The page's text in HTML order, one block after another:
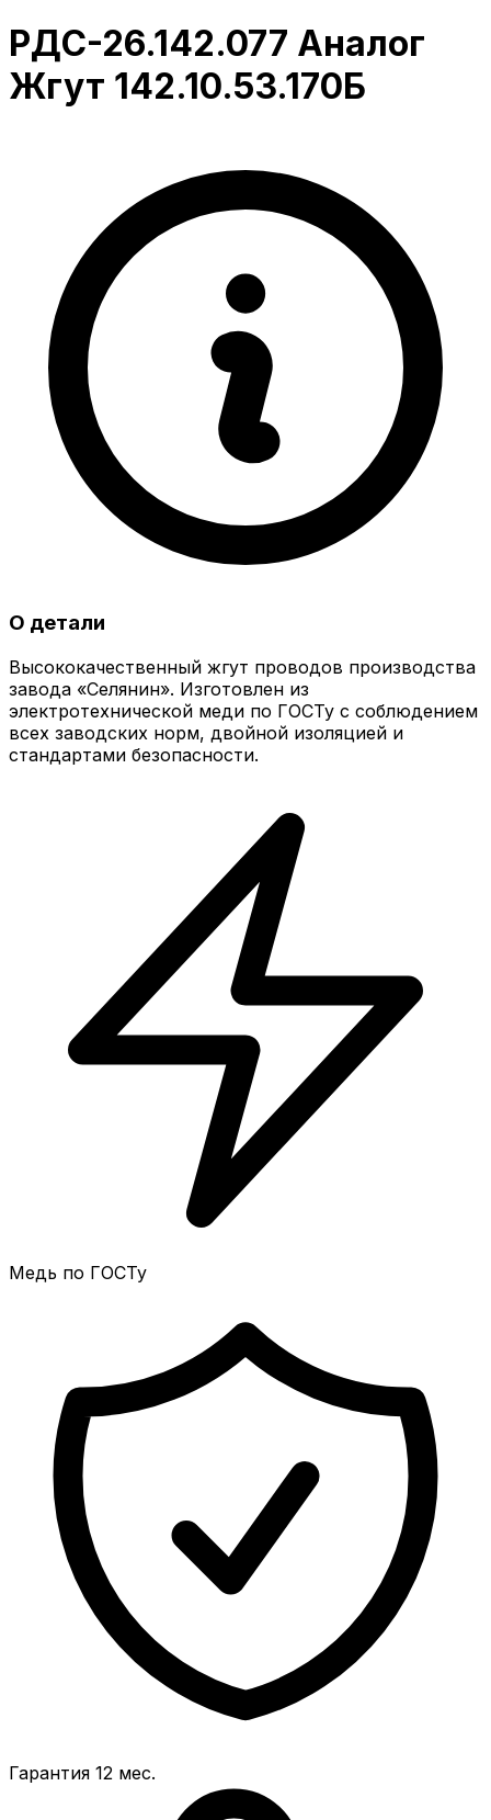
РДС-26.142.077 Аналог
Жгут 142.10.53.170Б
О детали
Высококачественный жгут проводов производства
завода «Селянин». Изготовлен из
электротехнической меди по ГОСТу с соблюдением
всех заводских норм, двойной изоляцией и
стандартами безопасности.
Медь по ГОСТу
Гарантия 12 мес.